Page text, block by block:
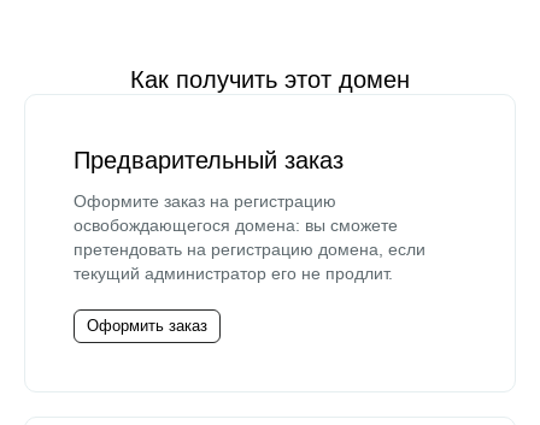
Как получить этот домен
Предварительный заказ
Оформите заказ на регистрацию
освобождающегося домена: вы сможете
претендовать на регистрацию домена, если
текущий администратор его не продлит.
Оформить заказ